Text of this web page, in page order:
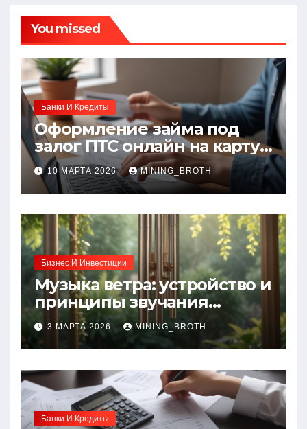
You missed
Банки И Кредиты
Оформление займа под
залог ПТС онлайн на карту
без визита в офис: порядок,
требования и документы
10 МАРТА 2026 MINING_BROTH
Бизнес И Инвестиции
Музыка ветра: устройство и
принципы звучания
колокольчиков
3 МАРТА 2026 MINING_BROTH
Банки И Кредиты